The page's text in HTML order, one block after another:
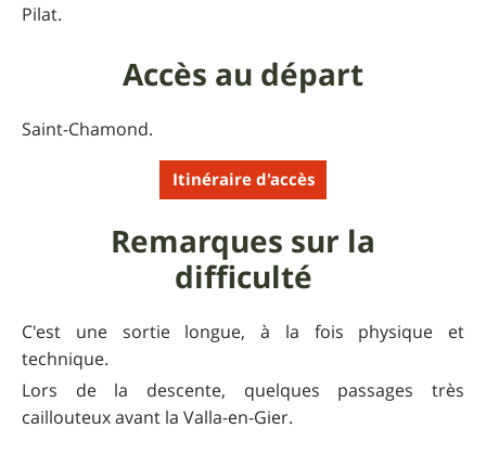
Pilat.
Accès au départ
Saint-Chamond.
Itinéraire d'accès
Remarques sur la
difficulté
C'est une sortie longue, à la fois physique et
technique.
Lors de la descente, quelques passages très
caillouteux avant la Valla-en-Gier.